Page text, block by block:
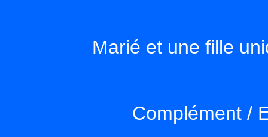
Marié et une fille
Complément /